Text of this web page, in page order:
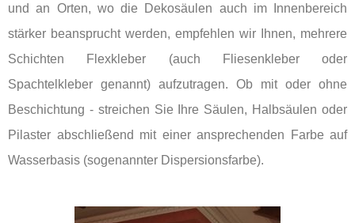
und an Orten, wo die Dekosäulen auch im Innenbereich
stärker beansprucht werden, empfehlen wir Ihnen, mehrere
Schichten Flexkleber (auch Fliesenkleber oder
Spachtelkleber genannt) aufzutragen. Ob mit oder ohne
Beschichtung - streichen Sie Ihre Säulen, Halbsäulen oder
Pilaster abschließend mit einer ansprechenden Farbe auf
Wasserbasis (sogenannter Dispersionsfarbe).